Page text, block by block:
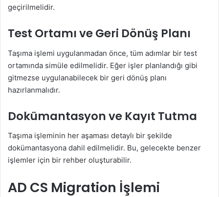
geçirilmelidir.
Test Ortamı ve Geri Dönüş Planı
Taşıma işlemi uygulanmadan önce, tüm adımlar bir test
ortamında simüle edilmelidir. Eğer işler planlandığı gibi
gitmezse uygulanabilecek bir geri dönüş planı
hazırlanmalıdır.
Dokümantasyon ve Kayıt Tutma
Taşıma işleminin her aşaması detaylı bir şekilde
dokümantasyona dahil edilmelidir. Bu, gelecekte benzer
işlemler için bir rehber oluşturabilir.
AD CS Migration İşlemi